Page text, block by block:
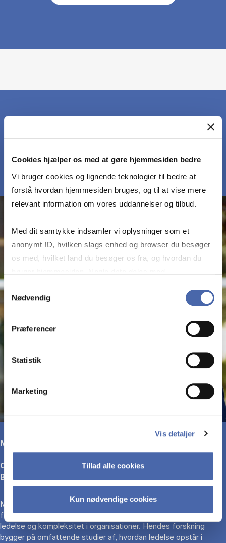
Cookies hjælper os med at gøre hjemmesiden bedre
Vi bruger cookies og lignende teknologier til bedre at
forstå hvordan hjemmesiden bruges, og til at vise mere
relevant information om vores uddannelser og tilbud.
Med dit samtykke indsamler vi oplysninger som et
anonymt ID, hvilken slags enhed og browser du besøger
os med, hvilket land du besøger os fra, og hvordan du
markedsføring. Du bestemmer selv - og kan altid trække
Samtykkevalg
Nødvendig
Præferencer
Statistik
Marketing
Vis detaljer
Tillad alle cookies
Kun nødvendige cookies
MØD TALEREN
Mary Uhl-Bien
Chaired Professor of Leadership, Neeley School of
Business
Mary Uhl-Bien er en af de mest indflydelsesrige forskere inden
for moderne ledelsesteori og særligt kendt for sit arbejde med
ledelse og kompleksitet i organisationer. Hendes forskning
bygger på omfattende studier af, hvordan ledelse opstår i